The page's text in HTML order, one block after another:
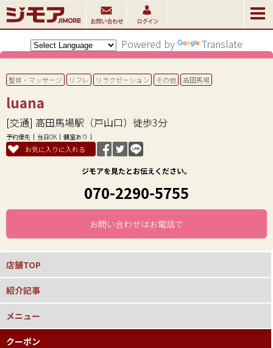
Powered by Translate
整体・マッサージ リフレ リラクゼーション その他 高田馬場
luana
[交通] 高田馬場駅（戸山口）徒歩3分
予約優先 当日OK 個室あり
お気に入りに入れる
ジモアを見たとお伝えください。
070-2290-5755
お問い合わせはお電話で
店舗TOP
紹介記事
メニュー
クーポン